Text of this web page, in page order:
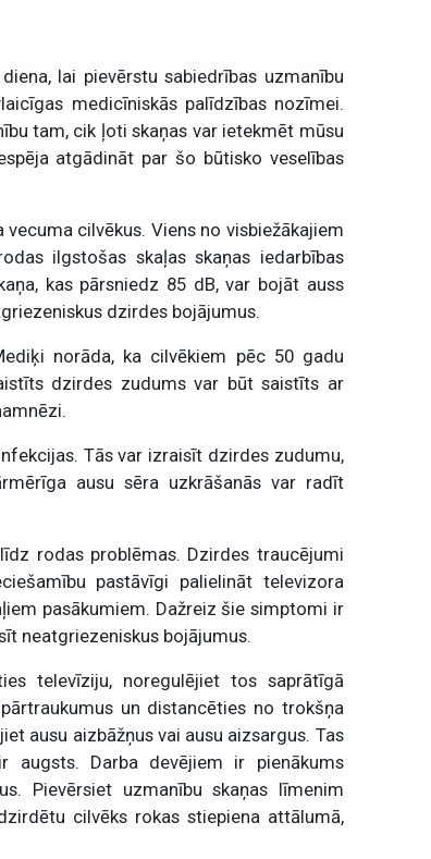
lai pievērstu sabiedrības uzmanību
medicīniskās palīdzības nozīmei.
tam, cik ļoti skaņas var ietekmēt mūsu
atgādināt par šo būtisko veselības
cilvēkus. Viens no visbiežākajiem
ilgstošas skaļas skaņas iedarbības
kas pārsniedz 85 dB, var bojāt auss
dzirdes bojājumus.
norāda, ka cilvēkiem pēc 50 gadu
dzirdes zudums var būt saistīts ar
Tās var izraisīt dzirdes zudumu,
ausu sēra uzkrāšanās var radīt
rodas problēmas. Dzirdes traucējumi
pastāvīgi palielināt televizora
pasākumiem. Dažreiz šie simptomi ir
neatgriezeniskus bojājumus.
televīziju, noregulējiet tos saprātīgā
un distancēties no trokšņa
ausu aizbāžņus vai ausu aizsargus. Tas
Darba devējiem ir pienākums
Pievērsiet uzmanību skaņas līmenim
cilvēks rokas stiepiena attālumā,